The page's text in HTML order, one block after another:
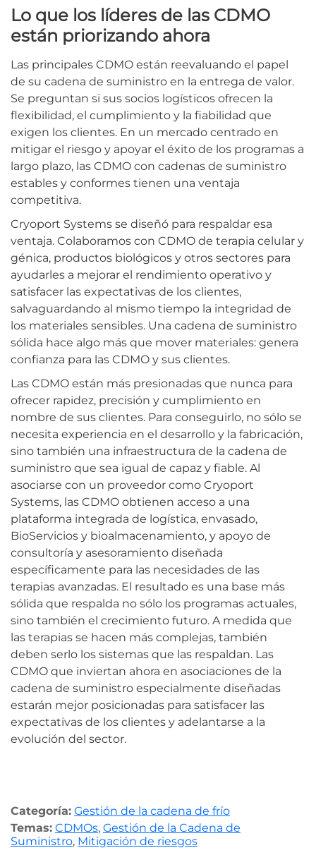
Lo que los líderes de las CDMO
están priorizando ahora
Las principales CDMO están reevaluando el papel
de su cadena de suministro en la entrega de valor.
Se preguntan si sus socios logísticos ofrecen la
flexibilidad, el cumplimiento y la fiabilidad que
exigen los clientes. En un mercado centrado en
mitigar el riesgo y apoyar el éxito de los programas a
largo plazo, las CDMO con cadenas de suministro
estables y conformes tienen una ventaja
competitiva.
Cryoport Systems se diseñó para respaldar esa
ventaja. Colaboramos con CDMO de terapia celular y
génica, productos biológicos y otros sectores para
ayudarles a mejorar el rendimiento operativo y
satisfacer las expectativas de los clientes,
salvaguardando al mismo tiempo la integridad de
los materiales sensibles. Una cadena de suministro
sólida hace algo más que mover materiales: genera
confianza para las CDMO y sus clientes.
Las CDMO están más presionadas que nunca para
ofrecer rapidez, precisión y cumplimiento en
nombre de sus clientes. Para conseguirlo, no sólo se
necesita experiencia en el desarrollo y la fabricación,
sino también una infraestructura de la cadena de
suministro que sea igual de capaz y fiable. Al
asociarse con un proveedor como Cryoport
Systems, las CDMO obtienen acceso a una
plataforma integrada de logística, envasado,
BioServicios y bioalmacenamiento, y apoyo de
consultoría y asesoramiento diseñada
específicamente para las necesidades de las
terapias avanzadas. El resultado es una base más
sólida que respalda no sólo los programas actuales,
sino también el crecimiento futuro. A medida que
las terapias se hacen más complejas, también
deben serlo los sistemas que las respaldan. Las
CDMO que inviertan ahora en asociaciones de la
cadena de suministro especialmente diseñadas
estarán mejor posicionadas para satisfacer las
expectativas de los clientes y adelantarse a la
evolución del sector.
Categoría: Gestión de la cadena de frío
Temas: CDMOs, Gestión de la Cadena de
Suministro, Mitigación de riesgos